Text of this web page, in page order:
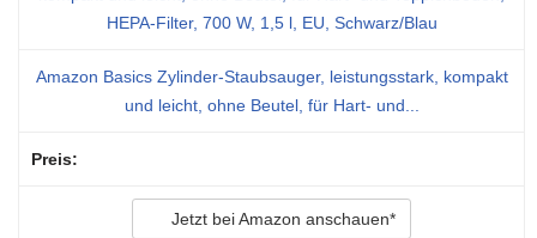
Amazon Basics Zylinder-Staubsauger, leistungsstark, kompakt
und leicht, ohne Beutel, für Hart- und...
Jetzt bei Amazon anschauen*